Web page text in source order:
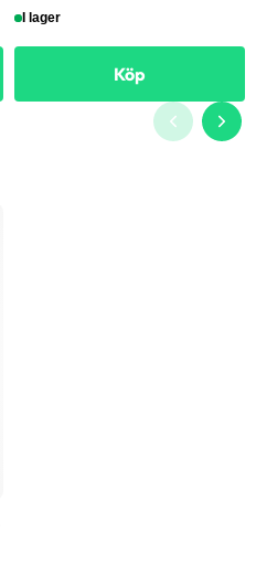
I lager
Köp